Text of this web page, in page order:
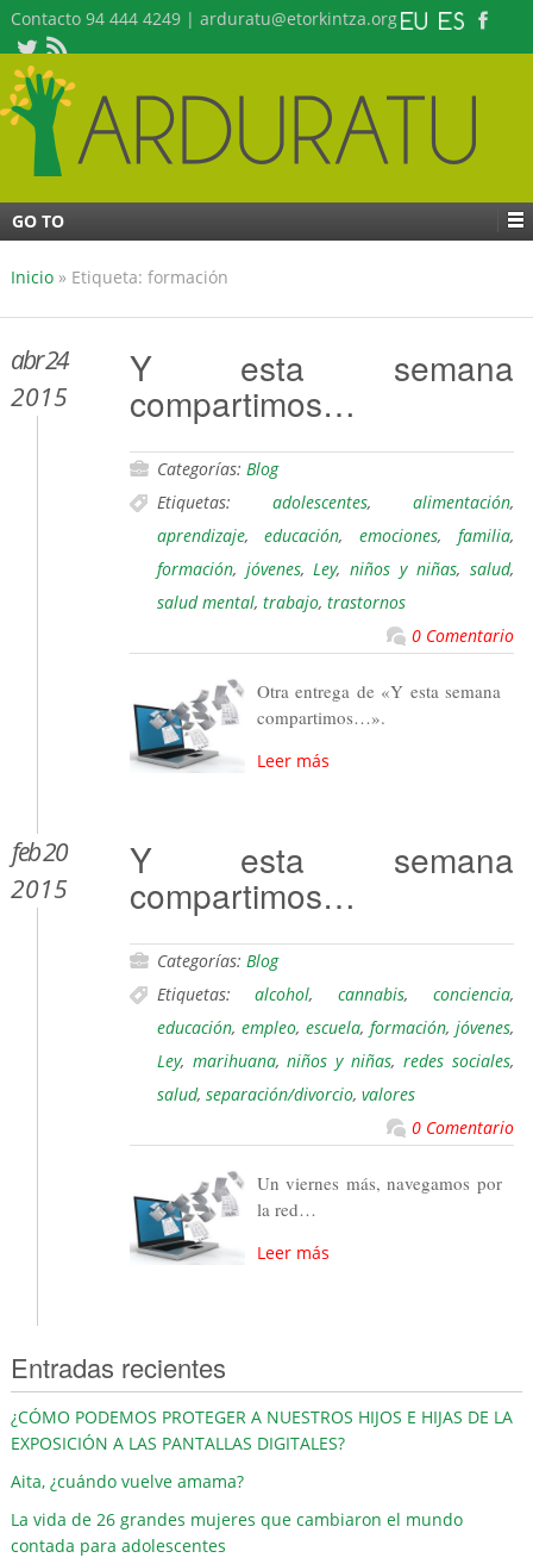
Contacto 94 444 4249 | arduratu@etorkintza.org
GO TO
Inicio» Etiqueta: formación
abr 24
2015
Y esta semana
compartimos…
Categorías: Blog
Etiquetas: adolescentes, alimentación,
aprendizaje,educación, emociones, familia,
formación, jóvenes,Ley,niños y niñas, salud,
salud mental, trabajo, trastornos
0 Comentario
Otra entrega de «Y esta semana
compartimos…».
Leer más
feb 20
2015
Y esta semana
compartimos…
Categorías: Blog
Etiquetas:alcohol, cannabis, conciencia,
educación, empleo, escuela, formación, jóvenes,
Ley, marihuana,niños y niñas, redes sociales,
salud, separación/divorcio, valores
0 Comentario
Un viernes más, navegamos por
la red…
Leer más
Entradas recientes
¿CÓMO PODEMOS PROTEGER A NUESTROS HIJOS E HIJAS DE LA
EXPOSICIÓN A LAS PANTALLAS DIGITALES?
Aita, ¿cuándo vuelve amama?
La vida de 26 grandes mujeres que cambiaron el mundo
contada para adolescentes